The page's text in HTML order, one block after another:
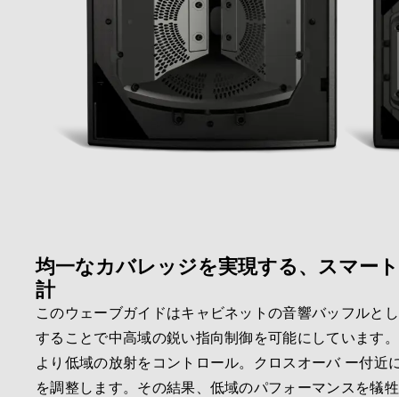
均一なカバレッジを実現する、スマー
計
このウェーブガイドはキャビネットの音響バッフルと
することで中高域の鋭い指向制御を可能にしています
より低域の放射をコントロール。クロスオーバ ー付近
を調整します。その結果、低域のパフォーマンスを犠